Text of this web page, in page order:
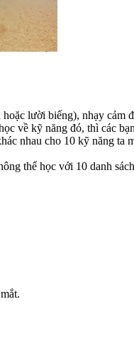
lười biếng), nhạy cảm
về kỹ năng đó, thì các
nhau cho 10 kỹ năng ta
thể học với 10 danh